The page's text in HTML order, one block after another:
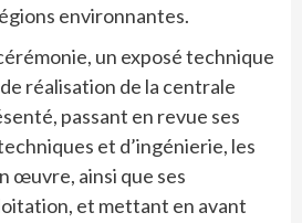
environnantes.
un exposé technique
réalisation de la centrale
passant en revue ses
et d’ingénierie, les
œuvre, ainsi que ses
et mettant en avant